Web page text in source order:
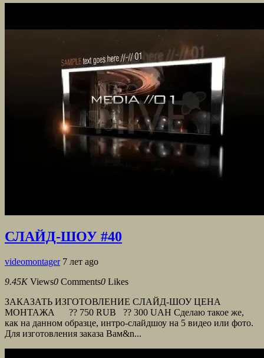
СЛАЙД-ШОУ #40
videomontager 7 лет ago
9.45K Views0 Comments0 Likes
ЗАКАЗАТЬ ИЗГОТОВЛЕНИЕ СЛАЙД-ШОУ ЦЕНА
МОНТАЖА ?? 750 RUB ?? 300 UAH Сделаю такое же,
как на данном образце, интро-слайдшоу на 5 видео или фото.
Для изготовления заказа Вам&n...